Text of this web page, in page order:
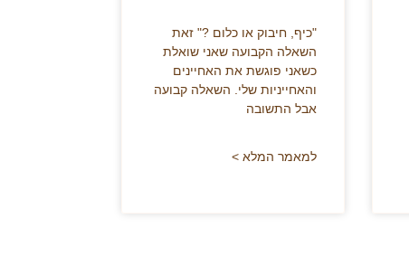
"כיף, חיבוק או כלום ?" זאת
השאלה הקבועה שאני שואלת
כשאני פוגשת את האחיינים
והאחייניות שלי. השאלה קבועה
אבל התשובה
למאמר המלא >